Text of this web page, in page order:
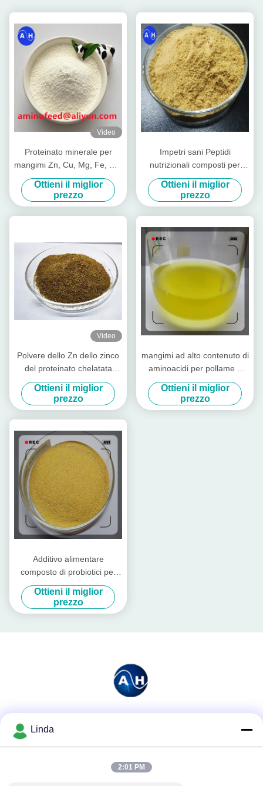
Video
Proteinato minerale per
mangimi Zn, Cu, Mg, Fe, Co,
Se forma
Ottieni il miglior
prezzo
Impetri sani Peptidi
nutrizionali composti per
animali da allevamento
Mucca suinetto
Ottieni il miglior
prezzo
Video
Polvere dello Zn dello zinco
del proteinato chelatata
additivo alimentare con
proteina grezza per il cilindro
preriscaldatore
Ottieni il miglior
prezzo
mangimi ad alto contenuto di
aminoacidi per pollame e
bestiame
Ottieni il miglior
prezzo
Additivo alimentare
composto di probiotici per
bestiame e pollame
Ottieni il miglior
prezzo
Linda
2:01 PM